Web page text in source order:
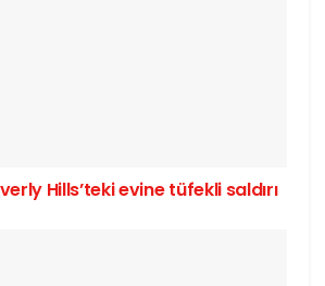
Hills’teki evine tüfekli saldırı